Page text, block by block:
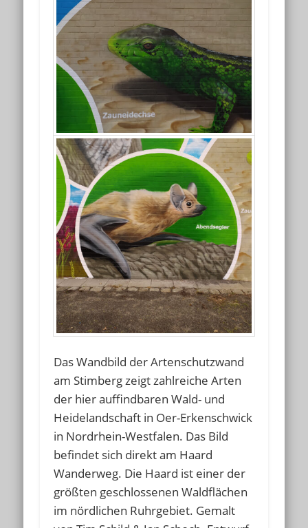
Das Wandbild der Artenschutzwand
am Stimberg zeigt zahlreiche Arten
der hier auffindbaren Wald- und
Heidelandschaft in Oer-Erkenschwick
in Nordrhein-Westfalen. Das Bild
befindet sich direkt am Haard
Wanderweg. Die Haard ist einer der
größten geschlossenen Waldflächen
im nördlichen Ruhrgebiet. Gemalt